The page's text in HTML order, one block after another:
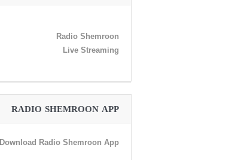
Radio Shemroon
Live Streaming
RADIO SHEMROON APP
Download Radio Shemroon App